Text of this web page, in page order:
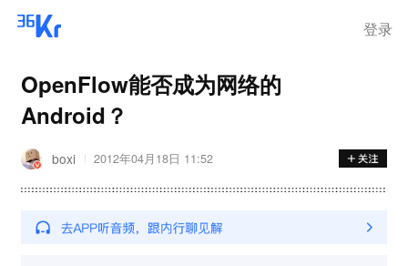
登录
OpenFlow能否成为网络的
Android？
boxi 2012年04月18日 11:52